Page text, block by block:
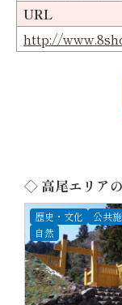
URL
http://
◇ 高尾エリア
歴史・文化
公共
自然